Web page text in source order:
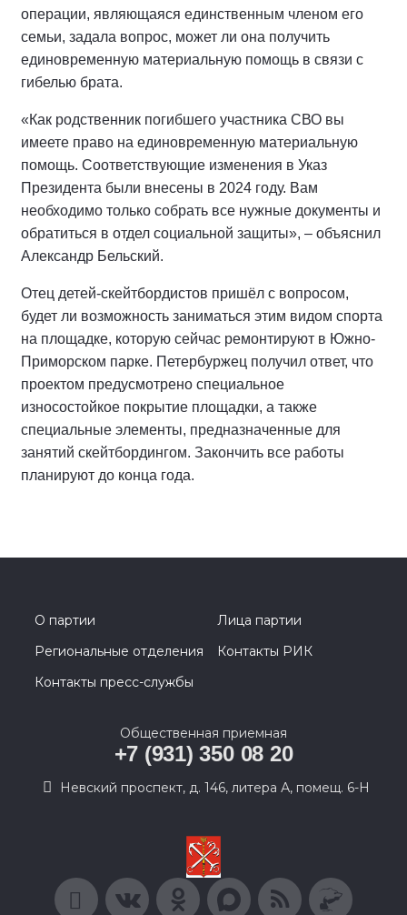
операции, являющаяся единственным членом его
семьи, задала вопрос, может ли она получить
единовременную материальную помощь в связи с
гибелью брата.
«Как родственник погибшего участника СВО вы
имеете право на единовременную материальную
помощь. Соответствующие изменения в Указ
Президента были внесены в 2024 году. Вам
необходимо только собрать все нужные документы и
обратиться в отдел социальной защиты», – объяснил
Александр Бельский.
Отец детей-скейтбордистов пришёл с вопросом,
будет ли возможность заниматься этим видом спорта
на площадке, которую сейчас ремонтируют в Южно-
Приморском парке. Петербуржец получил ответ, что
проектом предусмотрено специальное
износостойкое покрытие площадки, а также
специальные элементы, предназначенные для
занятий скейтбордингом. Закончить все работы
планируют до конца года.
О партии
Лица партии
Региональные отделения
Контакты РИК
Контакты пресс-службы
Общественная приемная
+7 (931) 350 08 20
Невский проспект, д. 146, литера А, помещ. 6-Н